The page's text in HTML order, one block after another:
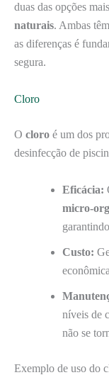
duas das opções
naturais. Ambas
as diferenças é
segura.
Cloro
O cloro é um dos
desinfecção de
Eficácia:
micro-
Custo:
níveis de
não se
Exemplo de uso do